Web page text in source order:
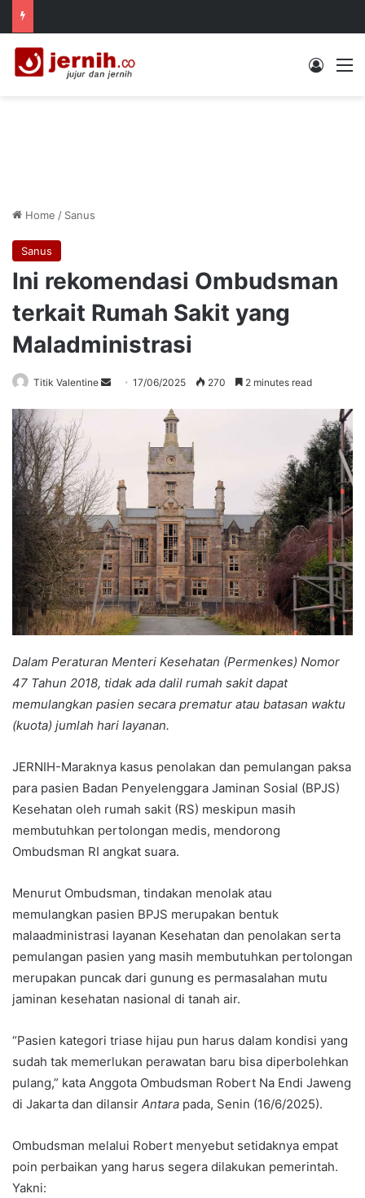
Log In
Home / Sanus
Sanus
Ini rekomendasi Ombudsman
terkait Rumah Sakit yang
Maladministrasi
Titik Valentine
Send17/06/2025 270 2 minutes read
Dalam Peraturan Menteri Kesehatan (Permenkes) Nomor
47 Tahun 2018, tidak ada dalil rumah sakit dapat
memulangkan pasien secara prematur atau batasan waktu
(kuota) jumlah hari layanan.
JERNIH-Maraknya kasus penolakan dan pemulangan paksa
para pasien Badan Penyelenggara Jaminan Sosial (BPJS)
Kesehatan oleh rumah sakit (RS) meskipun masih
membutuhkan pertolongan medis, mendorong
Ombudsman RI angkat suara.
Menurut Ombudsman, tindakan menolak atau
memulangkan pasien BPJS merupakan bentuk
malaadministrasi layanan Kesehatan dan penolakan serta
pemulangan pasien yang masih membutuhkan pertolongan
merupakan puncak dari gunung es permasalahan mutu
jaminan kesehatan nasional di tanah air.
“Pasien kategori triase hijau pun harus dalam kondisi yang
sudah tak memerlukan perawatan baru bisa diperbolehkan
pulang,” kata Anggota Ombudsman Robert Na Endi Jaweng
di Jakarta dan dilansir Antara pada, Senin (16/6/2025).
Ombudsman melalui Robert menyebut setidaknya empat
poin perbaikan yang harus segera dilakukan pemerintah.
Yakni: